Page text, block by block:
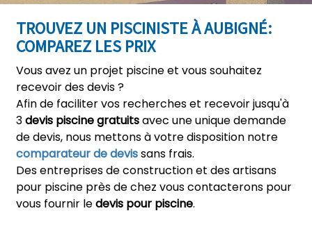
TROUVEZ UN PISCINISTE À AUBIGNÉ:
COMPAREZ LES PRIX
Vous avez un projet piscine et vous souhaitez
recevoir des devis ?
Afin de faciliter vos recherches et recevoir jusqu'à
3devis piscine gratuitsavec une unique demande
de devis, nous mettons à votre disposition notre
comparateur de devissans frais.
Des entreprises de construction et des artisans
pour piscine près de chez vous contacterons pour
vous fournir ledevis pour piscine.